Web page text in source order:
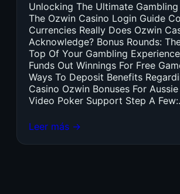
Unlocking The Ultimate
The Ozwin Casino Login Guide
Currencies Really Does Ozwin
Acknowledge? Bonus Rounds:
Top Of Your Gambling
Funds Out Winnings For Free
Ways To Deposit Benefits
Casino Ozwin Bonuses For
Video Poker Support Step A
Leer más →